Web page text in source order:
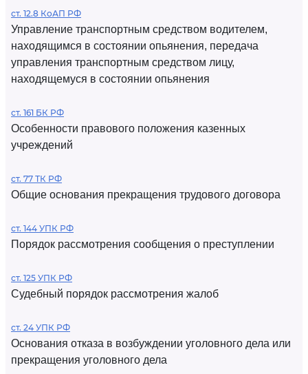
ст. 12.8 КоАП РФ
Управление транспортным средством водителем,
находящимся в состоянии опьянения, передача
управления транспортным средством лицу,
находящемуся в состоянии опьянения
ст. 161 БК РФ
Особенности правового положения казенных
учреждений
ст. 77 ТК РФ
Общие основания прекращения трудового договора
ст. 144 УПК РФ
Порядок рассмотрения сообщения о преступлении
ст. 125 УПК РФ
Судебный порядок рассмотрения жалоб
ст. 24 УПК РФ
Основания отказа в возбуждении уголовного дела или
прекращения уголовного дела